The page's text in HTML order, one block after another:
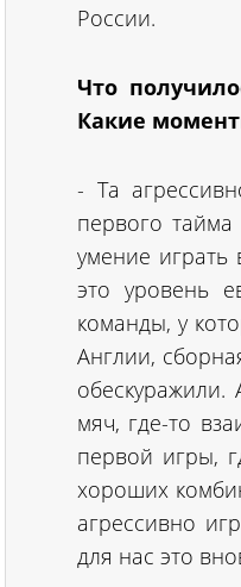
России.
Что
Какие
- Та
первого
умение играть
это уровень
команды, у
Англии,
мяч, где-то
первой игры,
хороших
агрессивно
для нас это